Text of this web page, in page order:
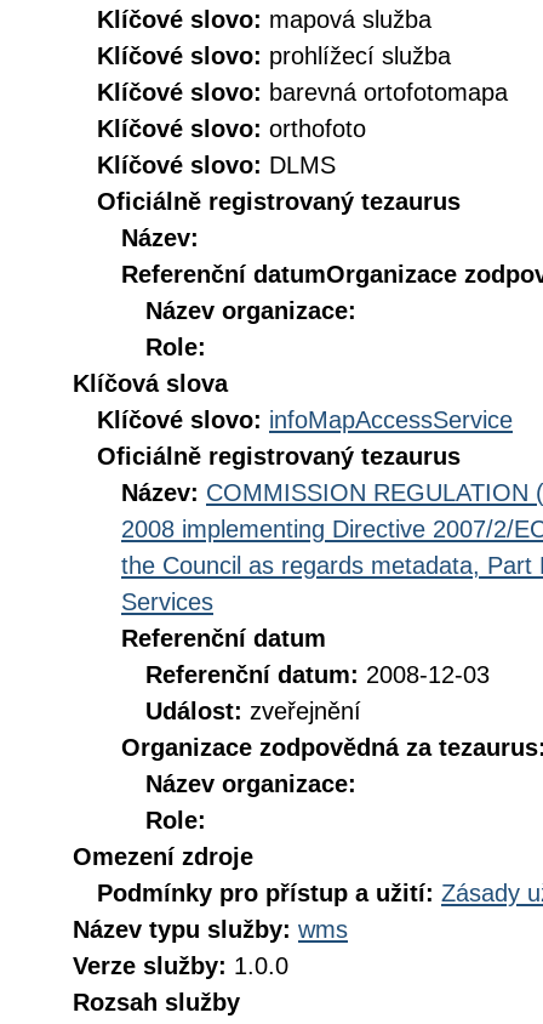
Klíčové slovo: mapová služba
Klíčové slovo: prohlížecí služba
Klíčové slovo: barevná ortofotomapa
Klíčové slovo: orthofoto
Klíčové slovo: DLMS
Oficiálně registrovaný tezaurus
Název:
Referenční datumOrganizace
Název organizace:
Role:
Klíčová slova
Klíčové slovo: infoMapAccessService
Oficiálně registrovaný tezaurus
Název: COMMISSION REGULATION
2008 implementing Directive 2007/2/
the Council as regards metadata,
Services
Referenční datum
Referenční datum: 2008-12-03
Událost: zveřejnění
Organizace zodpovědná za
Název organizace:
Role:
Omezení zdroje
Podmínky pro přístup a užití: Zásady
Název typu služby: wms
Verze služby: 1.0.0
Rozsah služby